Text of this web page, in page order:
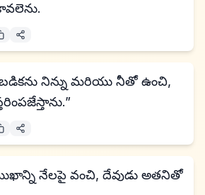
నిన్ను మరియు నీతో ఉంచి,
నేలపై వంచి, దేవుడు అతనితో